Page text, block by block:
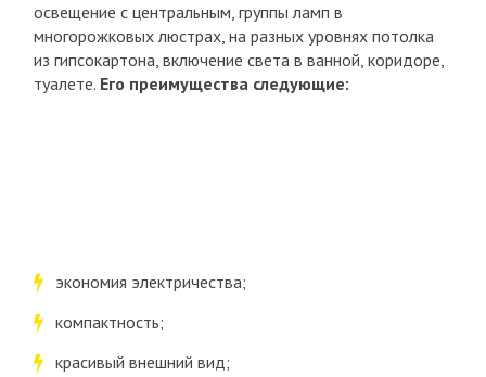
освещение с центральным, группы ламп в
многорожковых люстрах, на разных уровнях потолка
из гипсокартона, включение света в ванной, коридоре,
туалете. Его преимущества следующие:
экономия электричества;
компактность;
красивый внешний вид;